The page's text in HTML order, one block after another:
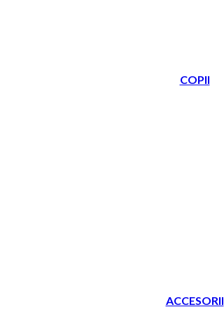
COPII
ACCESORII